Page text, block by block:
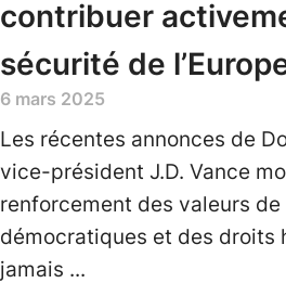
contribuer
sécurité de
6 mars 2025
Les récentes annonces de
vice-président J.D. Vance
renforcement des valeurs
démocratiques et des droits
jamais